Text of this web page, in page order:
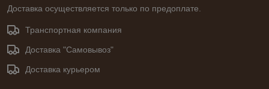
Доставка осуществляется только по предоплате.
Транспортная компания
Доставка "Самовывоз"
Доставка курьером